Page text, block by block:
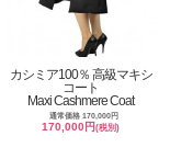
カシミア100％ 高級マキシ
コート
Maxi Cashmere Coat
通常価格 170,000円
170,000円(税別)